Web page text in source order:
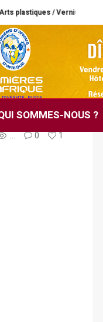
de l’exposition à
SOMMES-NOUS ?
la
... 0 1